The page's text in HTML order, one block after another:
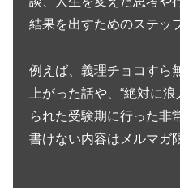
結果を出すためのステッ
例えば、義理チョコすら
上がった話や、“絶対に
られた受験期に行った非
書けない内容はメルマガ